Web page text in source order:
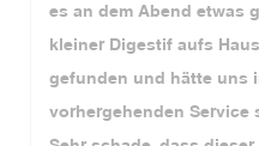
es an dem Abend etwas
kleiner Digestif aufs
gefunden und hätte uns
vorhergehenden